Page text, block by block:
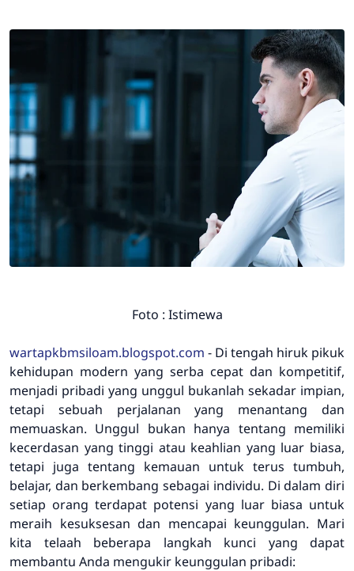
Foto : Istimewa
wartapkbmsiloam.blogspot.com - Di tengah hiruk pikuk
kehidupan modern yang serba cepat dan kompetitif,
menjadi pribadi yang unggul bukanlah sekadar impian,
tetapi sebuah perjalanan yang menantang dan
memuaskan. Unggul bukan hanya tentang memiliki
kecerdasan yang tinggi atau keahlian yang luar biasa,
tetapi juga tentang kemauan untuk terus tumbuh,
belajar, dan berkembang sebagai individu. Di dalam diri
setiap orang terdapat potensi yang luar biasa untuk
meraih kesuksesan dan mencapai keunggulan. Mari
kita telaah beberapa langkah kunci yang dapat
membantu Anda mengukir keunggulan pribadi: